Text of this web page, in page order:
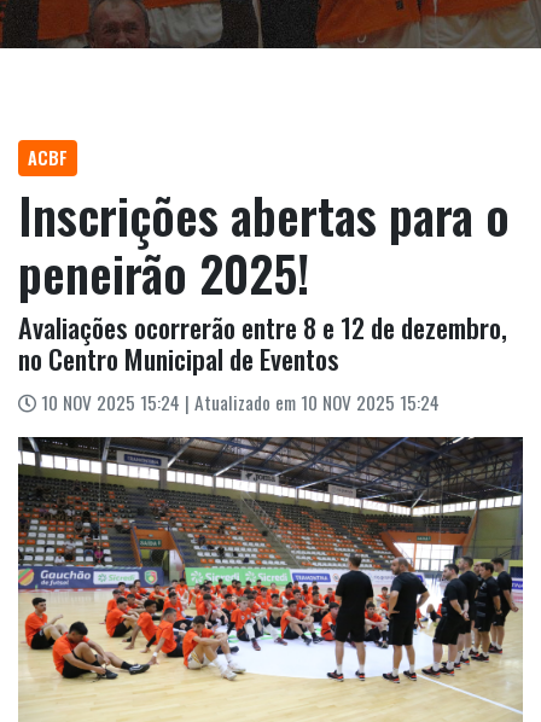
ACBF
Inscrições abertas para o
peneirão 2025!
Avaliações ocorrerão entre 8 e 12 de dezembro,
no Centro Municipal de Eventos
10 NOV 2025 15:24 | Atualizado em 10 NOV 2025 15:24